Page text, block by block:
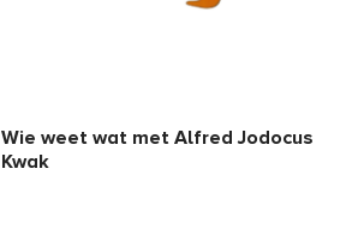
Wie weet wat met Alfred Jodocus
Kwak